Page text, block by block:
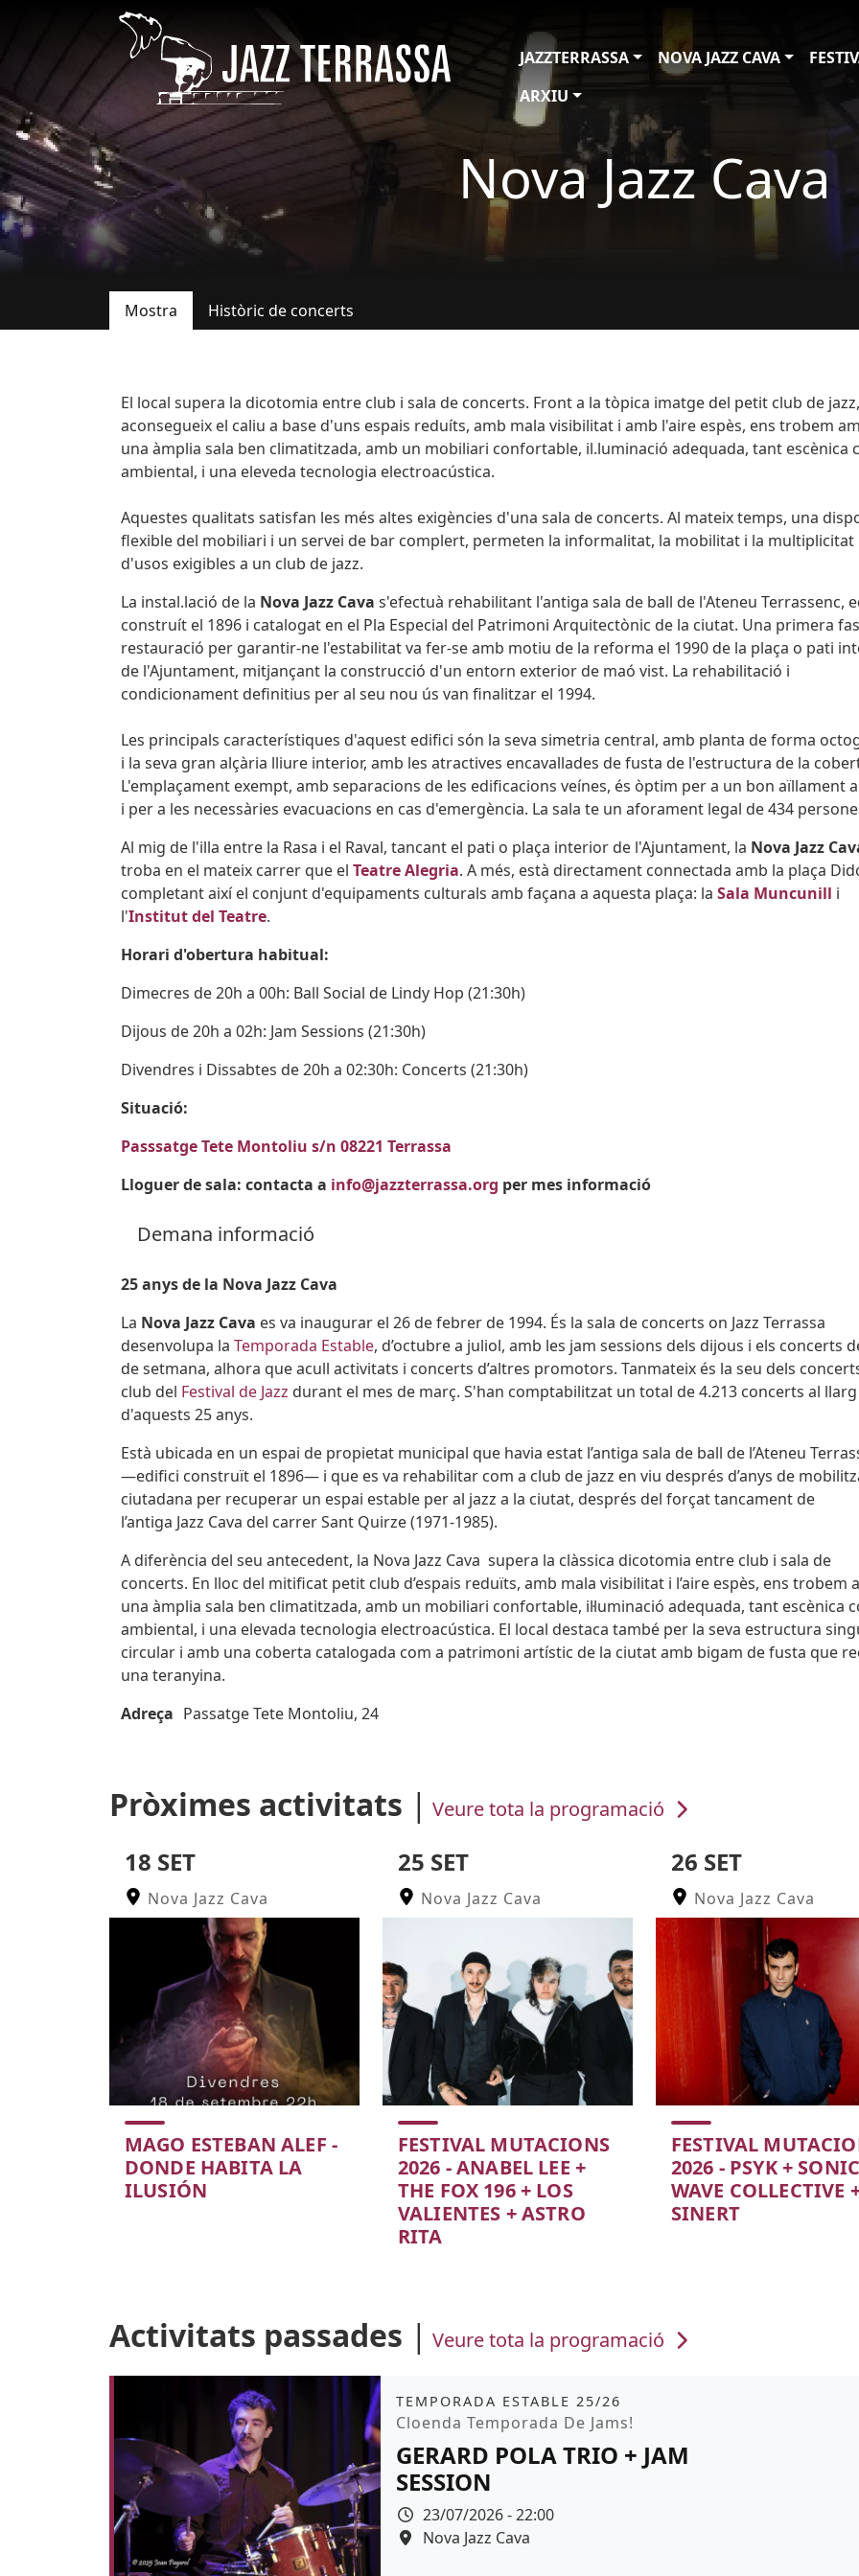
JAZZTERRASSA NOVA JAZZ CAVA
ARXIU
Nova Jazz Cava
Pestanyes primàries
Mostra Històric de concerts
Descripció
El local supera la dicotomia entre club i sala de concerts. Front a la tòpica imatge del petit club de
aconsegueix el caliu a base d'uns espais reduíts, amb mala visibilitat i amb l'aire espès, ens trobem
una àmplia sala ben climatitzada, amb un mobiliari confortable, il.luminació adequada, tant escènica
ambiental, i una eleveda tecnologia electroacústica.
Aquestes qualitats satisfan les més altes exigències d'una sala de concerts. Al mateix temps, una
flexible del mobiliari i un servei de bar complert, permeten la informalitat, la mobilitat i la multiplicitat
d'usos exigibles a un club de jazz.
La instal.lació de la Nova Jazz Cava s'efectuà rehabilitant l'antiga sala de ball de l'Ateneu Terrassenc,
construít el 1896 i catalogat en el Pla Especial del Patrimoni Arquitectònic de la ciutat. Una primera
restauració per garantir-ne l'estabilitat va fer-se amb motiu de la reforma el 1990 de la plaça o pati
de l'Ajuntament, mitjançant la construcció d'un entorn exterior de maó vist. La rehabilitació i
condicionament definitius per al seu nou ús van finalitzar el 1994.
Les principals característiques d'aquest edifici són la seva simetria central, amb planta de forma
i la seva gran alçària lliure interior, amb les atractives encavallades de fusta de l'estructura de la
L'emplaçament exempt, amb separacions de les edificacions veínes, és òptim per a un bon aïllament
i per a les necessàries evacuacions en cas d'emergència. La sala te un aforament legal de 434
Al mig de l'illa entre la Rasa i el Raval, tancant el pati o plaça interior de l'Ajuntament, la Nova Jazz
troba en el mateix carrer que el Teatre Alegria. A més, està directament connectada amb la plaça
completant així el conjunt d'equipaments culturals amb façana a aquesta plaça: la Sala Muncunill i
l'Institut del Teatre.
Horari d'obertura habitual:
Dimecres de 20h a 00h: Ball Social de Lindy Hop (21:30h)
Dijous de 20h a 02h: Jam Sessions (21:30h)
Divendres i Dissabtes de 20h a 02:30h: Concerts (21:30h)
Situació:
Passsatge Tete Montoliu s/n 08221 Terrassa
Lloguer de sala: contacta a info@jazzterrassa.org per mes informació
Demana informació
25 anys de la Nova Jazz Cava
La Nova Jazz Cava es va inaugurar el 26 de febrer de 1994. És la sala de concerts on Jazz Terrassa
desenvolupa la Temporada Estable, d’octubre a juliol, amb les jam sessions dels dijous i els concerts
de setmana, alhora que acull activitats i concerts d’altres promotors. Tanmateix és la seu dels
club del Festival de Jazz durant el mes de març. S'han comptabilitzat un total de 4.213 concerts al llarg
d'aquests 25 anys.
Està ubicada en un espai de propietat municipal que havia estat l’antiga sala de ball de l’Ateneu
—edifici construït el 1896— i que es va rehabilitar com a club de jazz en viu després d’anys de
ciutadana per recuperar un espai estable per al jazz a la ciutat, després del forçat tancament de
l’antiga Jazz Cava del carrer Sant Quirze (1971-1985).
A diferència del seu antecedent, la Nova Jazz Cava supera la clàssica dicotomia entre club i sala de
concerts. En lloc del mitificat petit club d’espais reduïts, amb mala visibilitat i l’aire espès, ens trobem
una àmplia sala ben climatitzada, amb un mobiliari confortable, il·luminació adequada, tant escènica
ambiental, i una elevada tecnologia electroacústica. El local destaca també per la seva estructura
circular i amb una coberta catalogada com a patrimoni artístic de la ciutat amb bigam de fusta que
una teranyina.
Adreça Passatge Tete Montoliu, 24
Pròximes activitats Veure tota la programació
18 SET
Nova Jazz Cava
MAGO ESTEBAN ALEF -
DONDE HABITA LA
ILUSIÓN
25 SET
Nova Jazz Cava
FESTIVAL MUTACIONS
2026 - ANABEL LEE +
THE FOX 196 + LOS
VALIENTES + ASTRO
RITA
26 SET
Nova Jazz Cava
FESTIVAL
2026 - PSYK +
WAVE COLLECTIVE
SINERT
Activitats passades Veure tota la programació
Àmbit
TEMPORADA ESTABLE 25/26
Promoció
Cloenda Temporada De Jams!
GERARD POLA TRIO + JAM
SESSION
Data
23/07/2026 - 22:00
Espai
Nova Jazz Cava